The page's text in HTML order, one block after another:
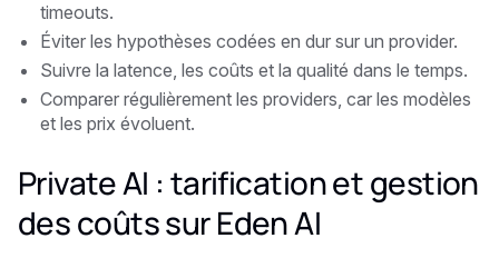
timeouts.
Éviter les hypothèses codées en dur sur un provider.
Suivre la latence, les coûts et la qualité dans le temps.
Comparer régulièrement les providers, car les modèles
et les prix évoluent.
Private AI : tarification et gestion
des coûts sur Eden AI